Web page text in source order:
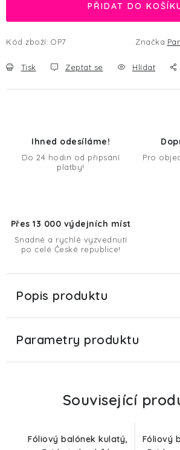
PŘIDAT DO
Kód zboží: OP7 Značka:
Tisk Zeptat se Hlídat
Ihned odesíláme!
Do 24 hodin od připsání
platby!
Pro
Přes 13 000 výdejních míst
Snadné a rychlé vyzvednutí
po celé České republice!
Popis produktu
Parametry produktu
Související
Fóliový balónek kulatý,
Fóliový